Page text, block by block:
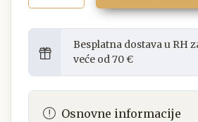
Besplatna dostava u RH
veće od 70 €
Osnovne informacije